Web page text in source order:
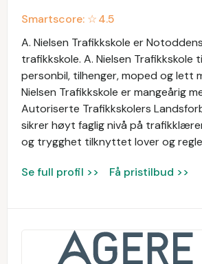
Smartscore: ☆4.5
A. Nielsen Trafikkskole er
trafikkskole. A. Nielsen
personbil, tilhenger, moped og lett
Nielsen Trafikkskole er mangeårig
Autoriserte Trafikkskolers
sikrer høyt faglig nivå på
og trygghet tilknyttet lover og
Se full profil >> Få pristilbud >>